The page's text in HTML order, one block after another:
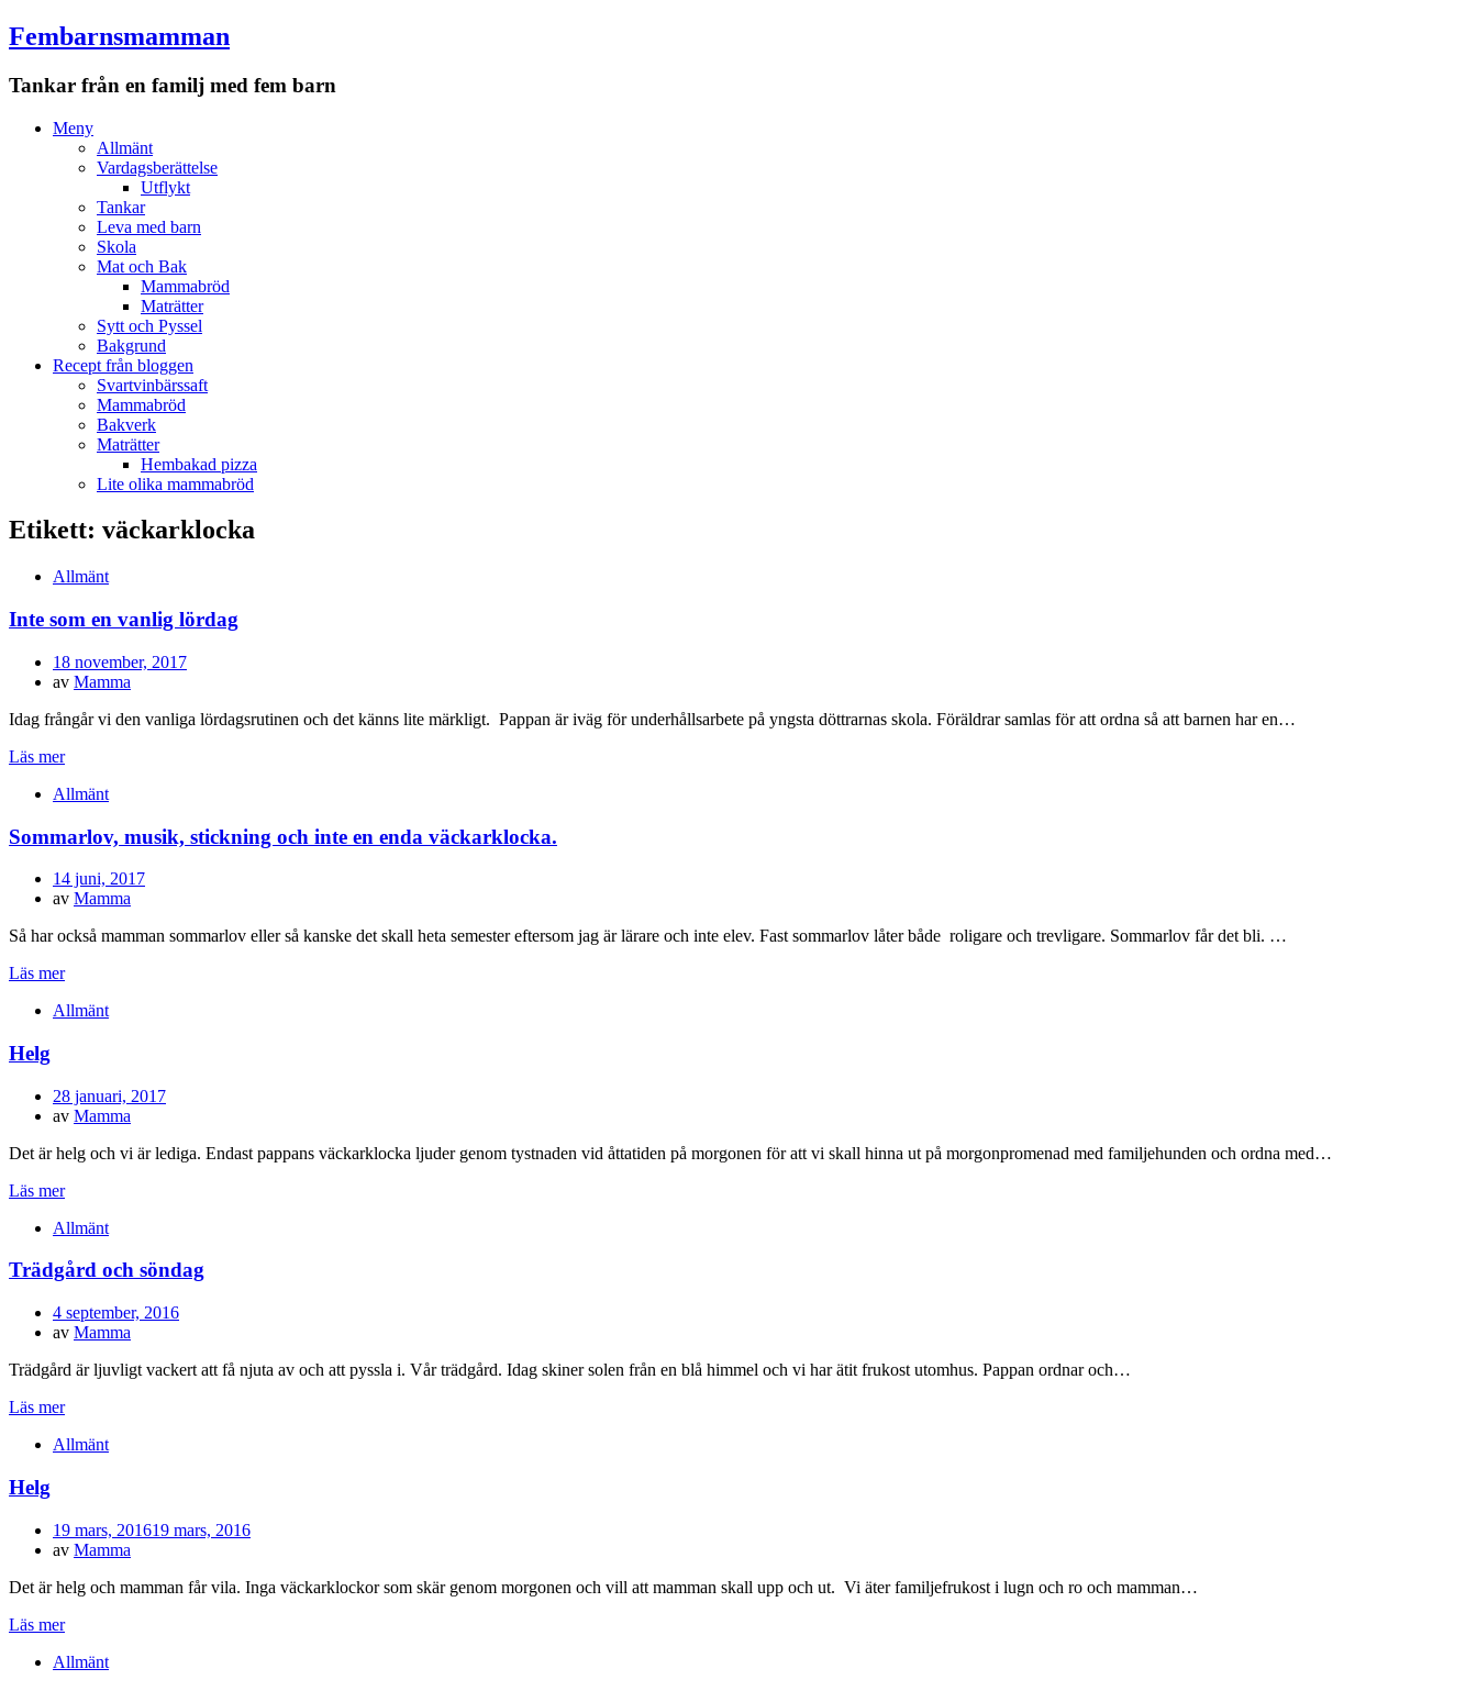
Fembarnsmamman
Tankar från en familj med fem barn
Meny
HoppaMeny
Allmänt
Vardagsberättelse
Utflykt
Tankar
Leva med barn
Skola
Mat och Bak
Mammabröd
Maträtter
Sytt och Pyssel
Bakgrund
Recept från bloggen
Svartvinbärssaft
Mammabröd
Bakverk
Maträtter
Hembakad pizza
Lite olika mammabröd
Etikett: väckarklocka
Allmänt
Inte som en vanlig lördag
Publicerad
den
18 november, 2017
av Mamma
Idag frångår vi den vanliga lördagsrutinen och det känns lite märkligt. Pappan är iväg för underhållsarbete på yngsta döttrarnas skola. Föräldrar samlas för att ordna så att barnen har en…
Läs mer
Allmänt
Sommarlov, musik, stickning och inte en enda väckarklocka.
Publicerad
den
14 juni, 2017
av Mamma
Så har också mamman sommarlov eller så kanske det skall heta semester eftersom jag är lärare och inte elev. Fast sommarlov låter både roligare och trevligare. Sommarlov får det bli. …
Läs mer
Allmänt
Helg
Publicerad
den
28 januari, 2017
av Mamma
Det är helg och vi är lediga. Endast pappans väckarklocka ljuder genom tystnaden vid åttatiden på morgonen för att vi skall hinna ut på morgonpromenad med familjehunden och ordna med…
Läs mer
Allmänt
Trädgård och söndag
Publicerad
den
4 september, 2016
av Mamma
Trädgård är ljuvligt vackert att få njuta av och att pyssla i. Vår trädgård. Idag skiner solen från en blå himmel och vi har ätit frukost utomhus. Pappan ordnar och…
Läs mer
Allmänt
Helg
Publicerad
den
19 mars, 201619 mars, 2016
av Mamma
Det är helg och mamman får vila. Inga väckarklockor som skär genom morgonen och vill att mamman skall upp och ut. Vi äter familjefrukost i lugn och ro och mamman…
Läs mer
Allmänt